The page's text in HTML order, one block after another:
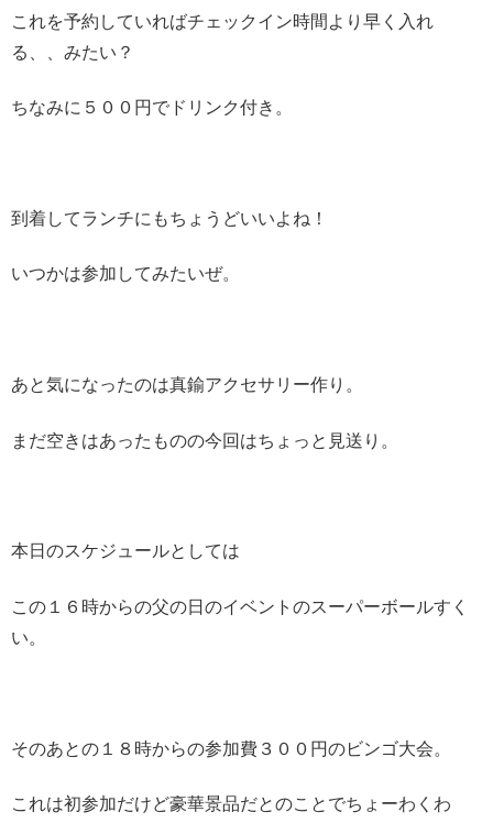
これを予約していればチェックイン時間より早く入れ
る、、みたい？
ちなみに５００円でドリンク付き。
到着してランチにもちょうどいいよね！
いつかは参加してみたいぜ。
あと気になったのは真鍮アクセサリー作り。
まだ空きはあったものの今回はちょっと見送り。
本日のスケジュールとしては
この１６時からの父の日のイベントのスーパーボールすく
い。
そのあとの１８時からの参加費３００円のビンゴ大会。
これは初参加だけど豪華景品だとのことでちょーわくわ